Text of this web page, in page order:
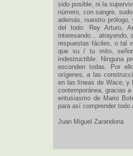
sido posible, ni la
número, con sangre,
además, nuestro
del todo: Rey Arturo,
interesando… atrayendo,
respuestas fáciles, o tal
que su / tu mito,
indestructible. Ninguna
esconden todas. Por
orígenes, a las
en las líneas de Wace, y
contemporánea, gracias
entusiasmo de Mario
para así comprender todo
Juan Miguel Zarandona